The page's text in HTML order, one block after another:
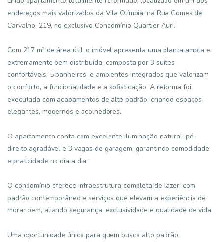
endereços mais valorizados da Vila Olímpia, na Rua Gomes de
Carvalho, 219, no exclusivo Condomínio Quartier Auri.
Com 217 m² de área útil, o imóvel apresenta uma planta ampla e
extremamente bem distribuída, composta por 3 suítes
confortáveis, 5 banheiros, e ambientes integrados que valorizam
o conforto, a funcionalidade e a sofisticação. A reforma foi
executada com acabamentos de alto padrão, criando espaços
elegantes, modernos e acolhedores.
O apartamento conta com excelente iluminação natural, pé-
direito agradável e 3 vagas de garagem, garantindo comodidade
e praticidade no dia a dia.
O condomínio oferece infraestrutura completa de lazer, com
padrão contemporâneo e serviços que elevam a experiência de
morar bem, aliando segurança, exclusividade e qualidade de vida.
Uma oportunidade única para quem busca alto padrão,